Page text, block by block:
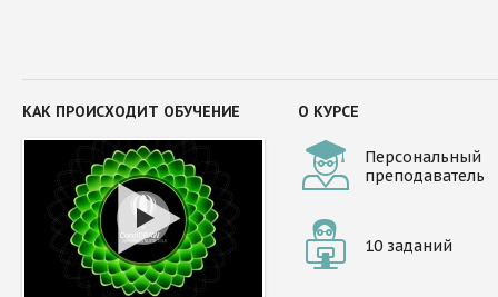
КАК ПРОИСХОДИТ ОБУЧЕНИЕ О КУРСЕ
Персональный
преподаватель
10 заданий